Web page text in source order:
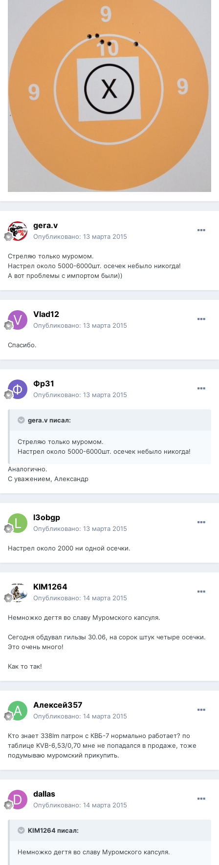
gera.v
Опубликовано: 13 марта 2015
Стреляю только муромом.
Настрел около 5000-6000шт. осечек небыло никогда!
А вот проблемы с импортом были))
Vlad12
Опубликовано: 13 марта 2015
Спасибо.
Фр31
Опубликовано: 13 марта 2015
gera.v писал:
Стреляю только муромом.
Настрел около 5000-6000шт. осечек небыло никогда!
Аналогично.
С уважением, Александр
l3obgp
Опубликовано: 13 марта 2015
Настрел около 2000 ни одной осечки.
KIM1264
Опубликовано: 14 марта 2015
Немножко дегтя во славу Муромского капсуля.
Сегодня обдувал гильзы 30.06, на сорок штук четыре осечки.
Это очень много!
Как то так!
Алексей357
Опубликовано: 14 марта 2015
Кто знает 338lm патрон с КВБ-7 нормально работает? по
таблице KVВ-6,53/0,70 мне не попадался в продаже, тоже
подумываю муромский прикупить.
dаllаs
Опубликовано: 14 марта 2015
KIM1264 писал:
Немножко дегтя во славу Муромского капсуля.